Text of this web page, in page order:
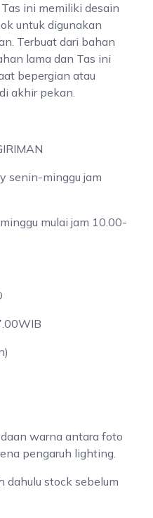
ini memiliki desain
untuk digunakan
Terbuat dari bahan
lama dan Tas ini
bepergian atau
akhir pekan.
senin-minggu jam
mulai jam 10.00-
warna antara foto
pengaruh lighting.
dahulu stock sebelum